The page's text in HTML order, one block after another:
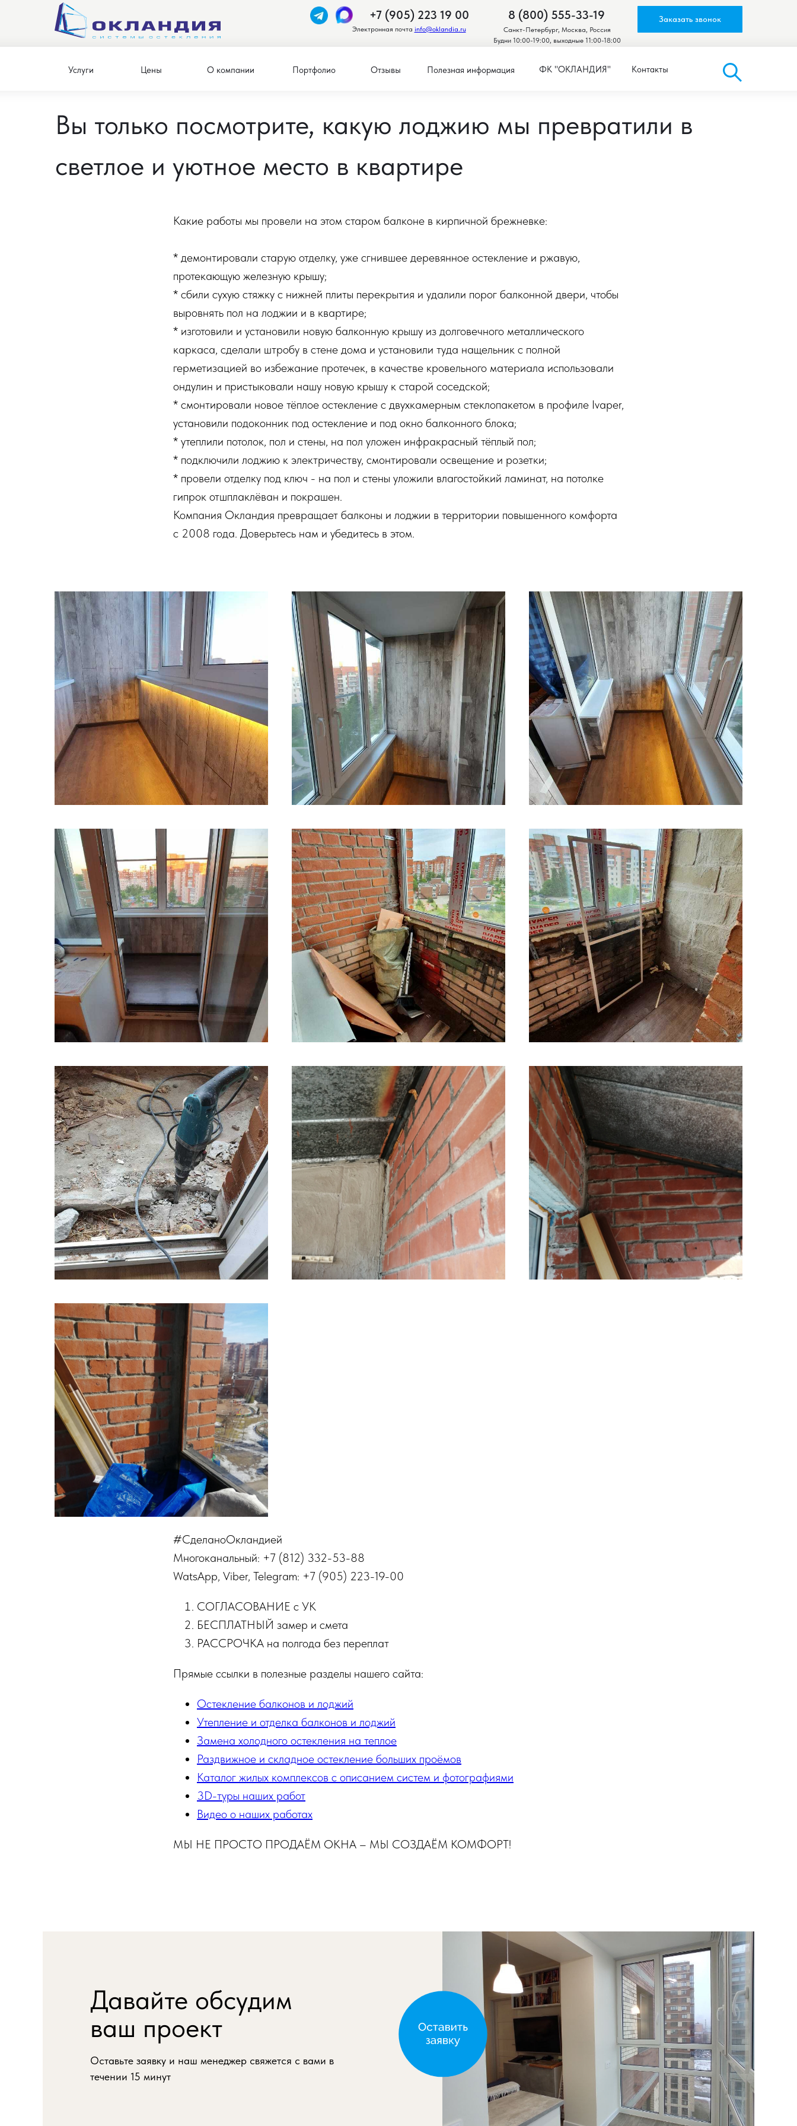
+7 (905) 223 19 00
Электронная почта info@oklandia.ru
8 (800) 555-33-19
Санкт-Петербург, Москва, Россия
Будни 10:00-19:00, выходные 11:00-18:00
Заказать звонок
Услуги О компании Портфолио ФК "ОКЛАНДИЯ"
Отзывы Полезная информация
Цены Контакты
Вы только посмотрите, какую лоджию мы превратили в
светлое и уютное место в квартире
Какие работы мы провели на этом старом балконе в кирпичной брежневке:
* демонтировали старую отделку, уже сгнившее деревянное остекление и ржавую,
протекающую железную крышу;
* сбили сухую стяжку с нижней плиты перекрытия и удалили порог балконной двери, чтобы
выровнять пол на лоджии и в квартире;
* изготовили и установили новую балконную крышу из долговечного металлического
каркаса, сделали штробу в стене дома и установили туда нащельник с полной
герметизацией во избежание протечек, в качестве кровельного материала использовали
ондулин и пристыковали нашу новую крышу к старой соседской;
* смонтировали новое тёплое остекление с двухкамерным стеклопакетом в профиле Ivaper,
установили подоконник под остекление и под окно балконного блока;
* утеплили потолок, пол и стены, на пол уложен инфракрасный тёплый пол;
* подключили лоджию к электричеству, смонтировали освещение и розетки;
* провели отделку под ключ - на пол и стены уложили влагостойкий ламинат, на потолке
гипрок отшплаклёван и покрашен.
Компания Окландия превращает балконы и лоджии в территории повышенного комфорта
с 2008 года. Доверьтесь нам и убедитесь в этом.
#СделаноОкландией
Многоканальный: +7 (812) 332-53-88
WatsApp, Viber, Telegram: +7 (905) 223-19-00
СОГЛАСОВАНИЕ с УК
БЕСПЛАТНЫЙ замер и смета
РАССРОЧКА на полгода без переплат
Прямые ссылки в полезные разделы нашего сайта:
Остекление балконов и лоджий
Утепление и отделка балконов и лоджий
Замена холодного остекления на теплое
Раздвижное и складное остекление больших проёмов
Каталог жилых комплексов с описанием систем и фотографиями
3D-туры наших работ
Видео о наших работах
МЫ НЕ ПРОСТО ПРОДАЁМ ОКНА – МЫ СОЗДАЁМ КОМФОРТ!
Давайте обсудим
ваш проект
Оставьте заявку и наш менеджер свяжется с вами в
течении 15 минут